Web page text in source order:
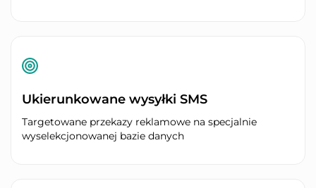
Ukierunkowane wysyłki SMS
Targetowane przekazy reklamowe na specjalnie
wyselekcjonowanej bazie danych